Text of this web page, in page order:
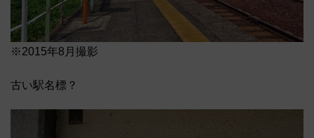
※2015年8月撮影
古い駅名標？